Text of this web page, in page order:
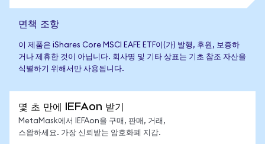
면책 조항
이 제품은 iShares Core MSCI EAFE ETF이(가) 발행, 후원, 보증하
거나 제휴한 것이 아닙니다. 회사명 및 기타 상표는 기초 참조 자산을
식별하기 위해서만 사용됩니다.
몇 초 만에 IEFAon 받기
MetaMask에서 IEFAon을 구매, 판매, 거래,
스왑하세요. 가장 신뢰받는 암호화폐 지갑.